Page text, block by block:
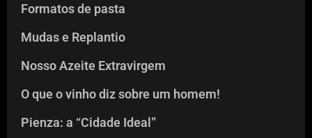
Formatos de pasta
Mudas e Replantio
Nosso Azeite Extravirgem
O que o vinho diz sobre um homem!
Pienza: a “Cidade Ideal”